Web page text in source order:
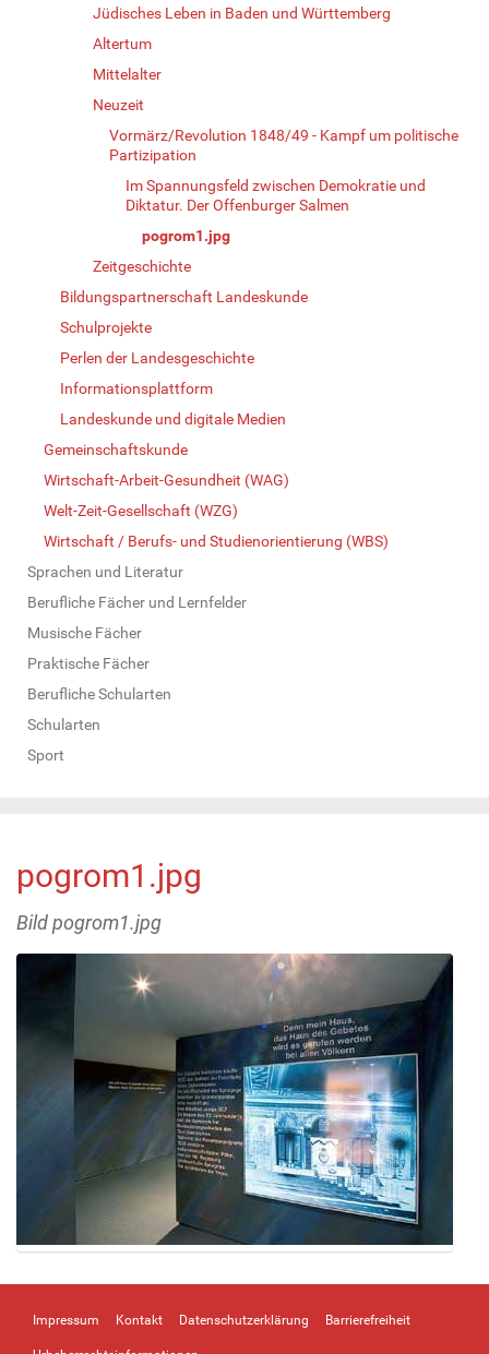
Jüdisches Leben in Baden und Württemberg
Altertum
Mittelalter
Neuzeit
Vormärz/Revolution 1848/49 - Kampf um politische
Partizipation
Im Spannungsfeld zwischen Demokratie und
Diktatur. Der Offenburger Salmen
pogrom1.jpg
Zeitgeschichte
Bildungspartnerschaft Landeskunde
Schulprojekte
Perlen der Landesgeschichte
Informationsplattform
Landeskunde und digitale Medien
Gemeinschaftskunde
Wirtschaft-Arbeit-Gesundheit (WAG)
Welt-Zeit-Gesellschaft (WZG)
Wirtschaft / Berufs- und Studienorientierung (WBS)
Sprachen und Literatur
Berufliche Fächer und Lernfelder
Musische Fächer
Praktische Fächer
Berufliche Schularten
Schularten
Sport
pogrom1.jpg
Bild pogrom1.jpg
e
g
e
Impressum Kontakt Datenschutzerklärung Barrierefreiheit